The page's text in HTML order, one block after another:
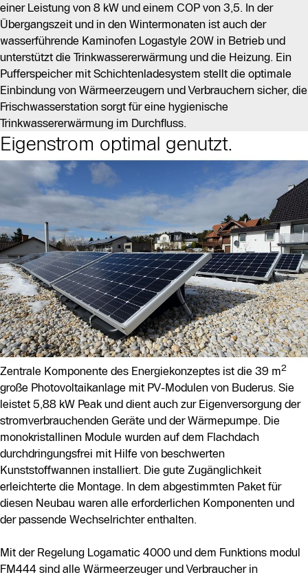
einer Leistung von 8 kW und einem COP von 3,5. In der
Übergangszeit und in den Wintermonaten ist auch der
wasserführende Kaminofen Logastyle 20W in Betrieb und
unterstützt die Trinkwassererwärmung und die Heizung. Ein
Pufferspeicher mit Schichtenladesystem stellt die optimale
Einbindung von Wärmeerzeugern und Verbrauchern sicher, die
Frischwasserstation sorgt für eine hygienische
Trinkwassererwärmung im Durchfluss.
Eigenstrom optimal genutzt.
Zentrale Komponente des Energiekonzeptes ist die 39 m2
große Photovoltaikanlage mit PV-Modulen von Buderus. Sie
leistet 5,88 kW Peak und dient auch zur Eigenversorgung der
stromverbrauchenden Geräte und der Wärmepumpe. Die
monokristallinen Module wurden auf dem Flachdach
durchdringungsfrei mit Hilfe von beschwerten
Kunststoffwannen installiert. Die gute Zugänglichkeit
erleichterte die Montage. In dem abgestimmten Paket für
diesen Neubau waren alle erforderlichen Komponenten und
der passende Wechselrichter enthalten.
Mit der Regelung Logamatic 4000 und dem Funktions modul
FM444 sind alle Wärmeerzeuger und Verbraucher in